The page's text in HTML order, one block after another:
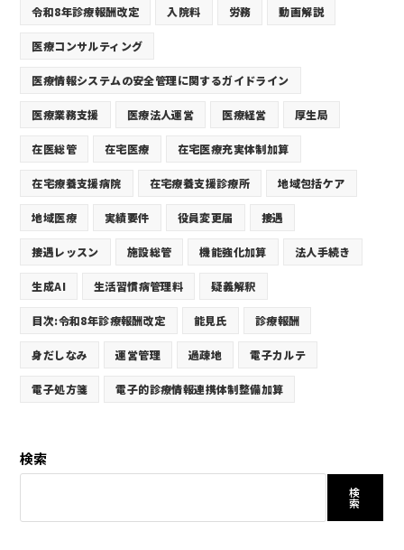
令和8年診療報酬改定 入院料 労務 動画解説
医療コンサルティング
医療情報システムの安全管理に関するガイドライン
医療業務支援 医療法人運営 医療経営 厚生局
在医総管 在宅医療 在宅医療充実体制加算
在宅療養支援病院 在宅療養支援診療所 地域包括ケア
地域医療 実績要件 役員変更届 接遇
接遇レッスン 施設総管 機能強化加算 法人手続き
生成AI 生活習慣病管理料 疑義解釈
目次:令和8年診療報酬改定 能見氏 診療報酬
身だしなみ 運営管理 過疎地 電子カルテ
電子処方箋 電子的診療情報連携体制整備加算
検索
検
索